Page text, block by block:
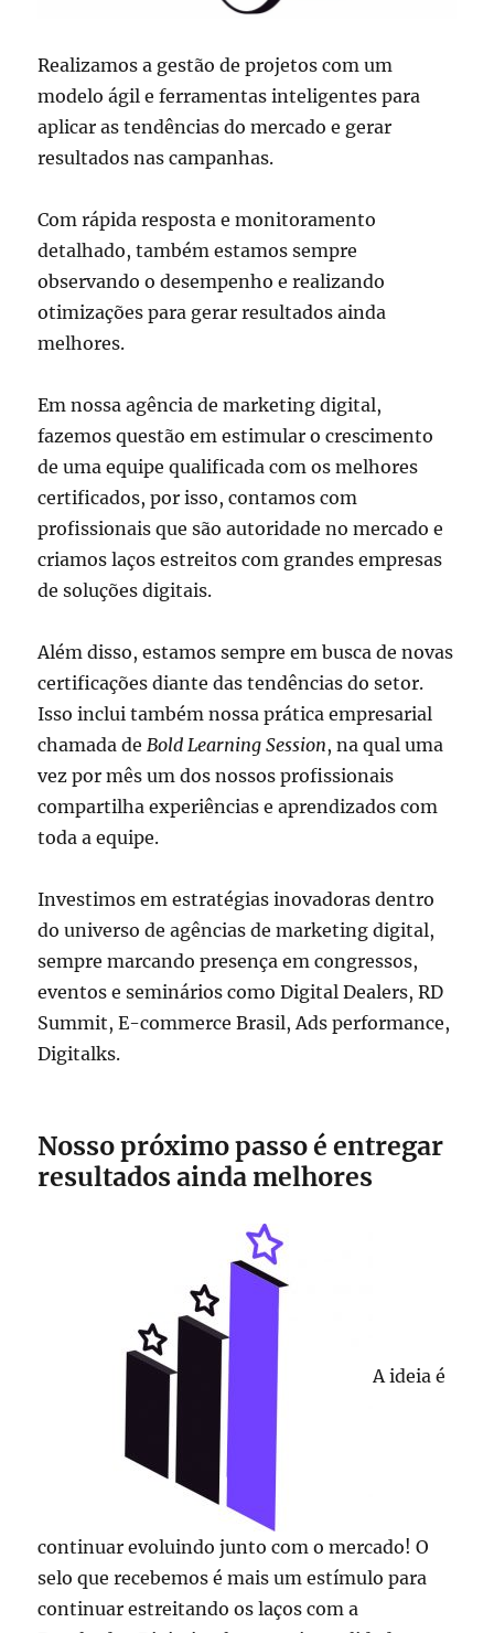
Realizamos a gestão de projetos com um
modelo ágil e ferramentas inteligentes para
aplicar as tendências do mercado e gerar
resultados nas campanhas.
Com rápida resposta e monitoramento
detalhado, também estamos sempre
observando o desempenho e realizando
otimizações para gerar resultados ainda
melhores.
Em nossa agência de marketing digital,
fazemos questão em estimular o crescimento
de uma equipe qualificada com os melhores
certificados, por isso, contamos com
profissionais que são autoridade no mercado e
criamos laços estreitos com grandes empresas
de soluções digitais.
Além disso, estamos sempre em busca de novas
certificações diante das tendências do setor.
Isso inclui também nossa prática empresarial
chamada deBold Learning Session, na qual uma
vez por mês um dos nossos profissionais
compartilha experiências e aprendizados com
toda a equipe.
Investimos em estratégias inovadoras dentro
do universo de agências de marketing digital,
sempre marcando presença em congressos,
eventos e seminários como Digital Dealers, RD
Summit, E-commerce Brasil, Ads performance,
Digitalks.
Nosso próximo passo é entregar
resultados ainda melhores
A ideia é
continuar evoluindo junto com o mercado! O
selo que recebemos é mais um estímulo para
continuar estreitando os laços com a